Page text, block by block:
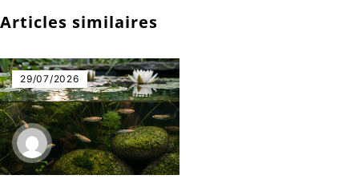
Articles similaires
29/07/2026